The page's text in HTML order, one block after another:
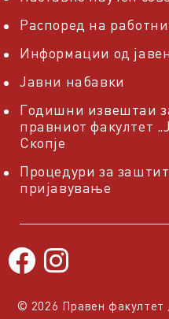
Распоред на
Информации од
Јавни набавки
Годишни извештаи
правниот факултет
Скопје
Процедури за
пријавување
© 2026 Правен факултет